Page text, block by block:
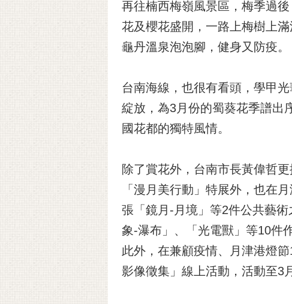
再往楠西梅嶺風景區，梅季過
花及櫻花盛開，一路上梅樹上
龜丹溫泉泡泡腳，健身又防疫。
台南海線，也很有看頭，學甲
綻放，為3月份的蜀葵花季譜出
國花都的獨特風情。
除了賞花外，台南市長黃偉哲
「漫月美行動」特展外，也在
張「鏡月-月境」等2件公共藝
象-瀑布」、「光電獸」等10件
此外，在兼顧疫情、月津港燈
影像徵集」線上活動，活動至3